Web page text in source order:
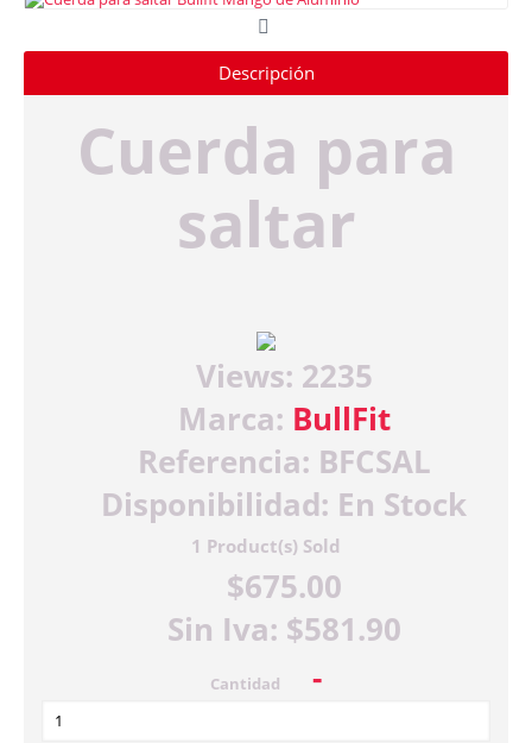
Descripción
Cuerda para
saltar
Views: 2235
Marca: BullFit
Referencia: BFCSAL
Disponibilidad: En Stock
1 Product(s) Sold
$675.00
Sin Iva: $581.90
Cantidad -